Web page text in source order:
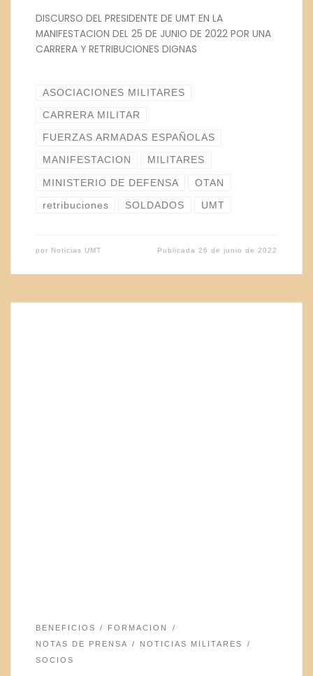
DISCURSO DEL PRESIDENTE DE UMT EN LA
MANIFESTACION DEL 25 DE JUNIO DE 2022 POR UNA
CARRERA Y RETRIBUCIONES DIGNAS
ASOCIACIONES MILITARES
CARRERA MILITAR
FUERZAS ARMADAS ESPAÑOLAS
MANIFESTACION MILITARES
MINISTERIO DE DEFENSA OTAN
retribuciones SOLDADOS UMT
por Noticias UMT Publicada26 de junio de 2022
BENEFICIOS
FORMACION
NOTAS DE PRENSA
NOTICIAS MILITARES
SOCIOS